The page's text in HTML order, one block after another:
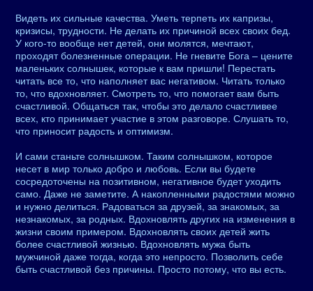
Видеть их сильные качества. Уметь терпеть их капризы,
кризисы, трудности. Не делать их причиной всех своих бед.
У кого-то вообще нет детей, они молятся, мечтают,
проходят болезненные операции. Не гневите Бога – цените
маленьких солнышек, которые к вам пришли! Перестать
читать все то, что наполняет вас негативом. Читать только
то, что вдохновляет. Смотреть то, что помогает вам быть
счастливой. Общаться так, чтобы это делало счастливее
всех, кто принимает участие в этом разговоре. Слушать то,
что приносит радость и оптимизм.
И сами станьте солнышком. Таким солнышком, которое
несет в мир только добро и любовь. Если вы будете
сосредоточены на позитивном, негативное будет уходить
само. Даже не заметите. А накопленными радостями можно
и нужно делиться. Радоваться за друзей, за знакомых, за
незнакомых, за родных. Вдохновлять других на изменения в
жизни своим примером. Вдохновлять своих детей жить
более счастливой жизнью. Вдохновлять мужа быть
мужчиной даже тогда, когда это непросто. Позволить себе
быть счастливой без причины. Просто потому, что вы есть.